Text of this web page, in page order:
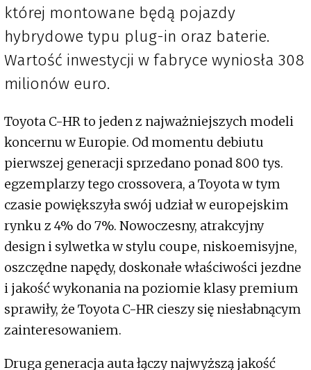
której montowane będą pojazdy
hybrydowe typu plug-in oraz baterie.
Wartość inwestycji w fabryce wyniosła 308
milionów euro.
Toyota C-HR to jeden z najważniejszych modeli
koncernu w Europie. Od momentu debiutu
pierwszej generacji sprzedano ponad 800 tys.
egzemplarzy tego crossovera, a Toyota w tym
czasie powiększyła swój udział w europejskim
rynku z 4% do 7%. Nowoczesny, atrakcyjny
design i sylwetka w stylu coupe, niskoemisyjne,
oszczędne napędy, doskonałe właściwości jezdne
i jakość wykonania na poziomie klasy premium
sprawiły, że Toyota C-HR cieszy się niesłabnącym
zainteresowaniem.
Druga generacja auta łączy najwyższą jakość